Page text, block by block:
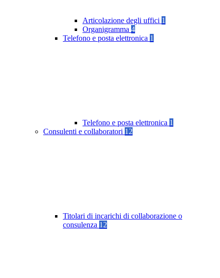
Articolazione degli uffici 1
Organigramma 4
Telefono e posta elettronica 1
Telefono e posta elettronica 1
Consulenti e collaboratori 12
Titolari di incarichi di collaborazione o
consulenza 12